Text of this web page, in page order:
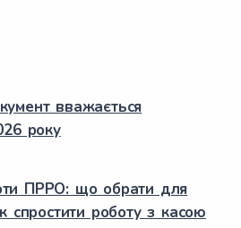
вважається
року
ПРРО: що обрати для
спростити роботу з касою